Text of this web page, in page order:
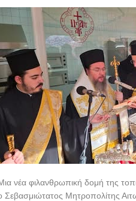
νέα φιλανθρωπική δομή της
Σεβασμιώτατος Μητροπολίτης